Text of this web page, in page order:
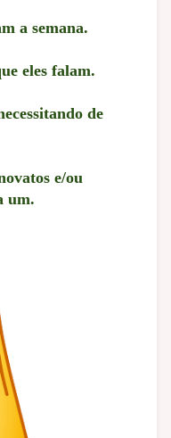
a semana.
eles falam.
de
e/ou
um.